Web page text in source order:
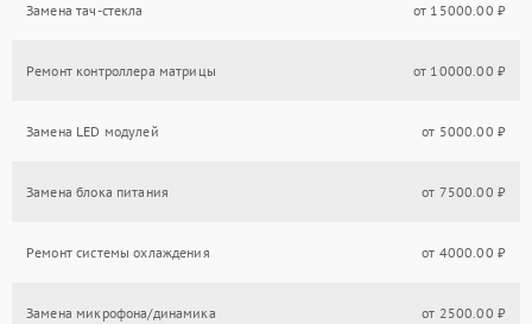
Замена тач-стекла от 15000.00 ₽
Ремонт контроллера матрицы от 10000.00 ₽
Замена LED модулей от 5000.00 ₽
Замена блока питания от 7500.00 ₽
Ремонт системы охлаждения от 4000.00 ₽
Замена микрофона/динамика от 2500.00 ₽